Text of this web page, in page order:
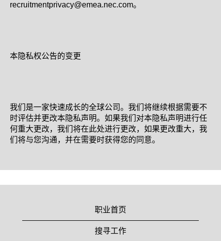
recruitmentprivacy@emea.nec.com。
本隐私权公告的变更
我们是一家快速成长的全球公司。我们将继续根据需要不
时评估并更改本隐私声明。如果我们对本隐私声明进行任
何重大更改，我们将在此处进行更改，如果更改重大，我
们将与您沟通，并在需要时获得您的同意。
职业首页
搜寻工作